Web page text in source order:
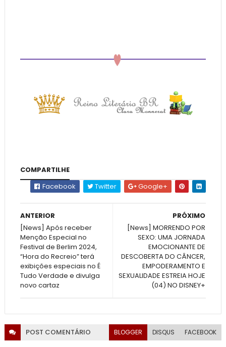
COMPARTILHE
Facebook
Twitter Google+
PRÓXIMO
[News] MORRENDO POR
SEXO: UMA JORNADA
EMOCIONANTE DE
DESCOBERTA DO CÂNCER,
EMPODERAMENTO E
SEXUALIDADE ESTREIA HOJE
(04) NO DISNEY+
ANTERIOR
[News] Após receber
Menção Especial no
Festival de Berlim 2024,
“Hora do Recreio” terá
exibições especiais no É
Tudo Verdade e divulga
novo cartaz
POST COMENTÁRIO BLOGGER DISQUS FACEBOOK